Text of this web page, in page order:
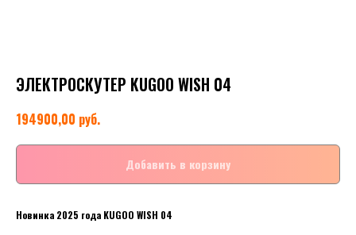
ЭЛЕКТРОСКУТЕР KUGOO WISH 04
194900,00 руб.
Добавить в корзину
Новинка 2025 года KUGOO WISH 04